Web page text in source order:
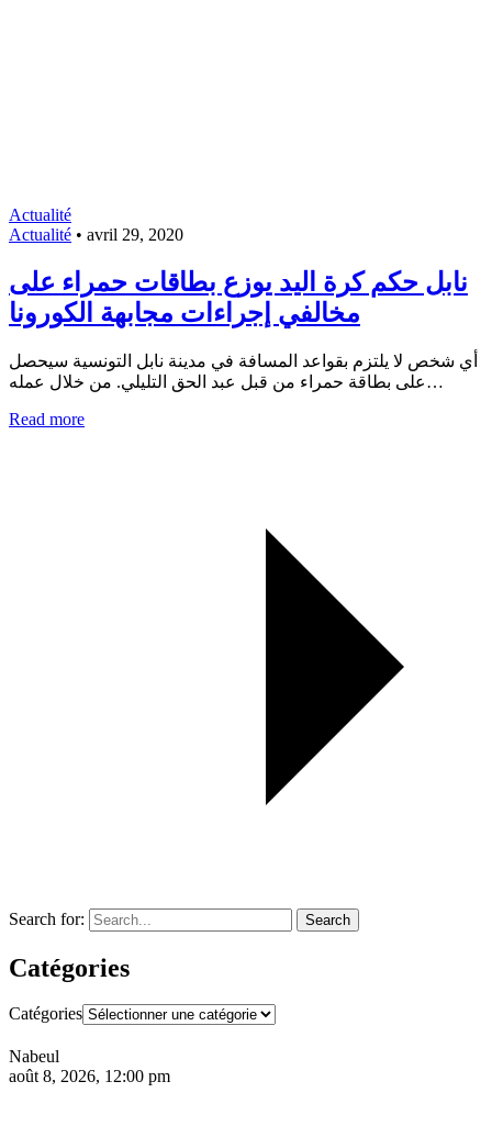
Actualité
Actualité • avril 29, 2020
نابل حكم كرة اليد يوزع بطاقات حمراء على
مخالفي إجراءات مجابهة الكورونا
أي شخص لا يلتزم بقواعد المسافة في مدينة نابل التونسية سيحصل
على بطاقة حمراء من قبل عبد الحق التليلي. من خلال عمله…
Read more
Search for: Search
Catégories
Catégories
Nabeul
août 8, 2026, 12:00 pm